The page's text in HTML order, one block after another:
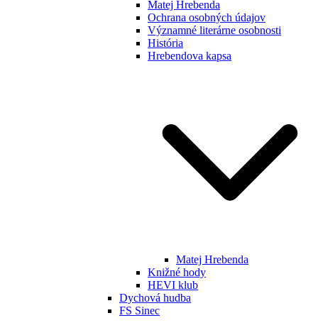
Matej Hrebenda
Ochrana osobných údajov
Významné literárne osobnosti
História
Hrebendova kapsa
Matej Hrebenda
Knižné hody
HEVI klub
Dychová hudba
FS Sinec